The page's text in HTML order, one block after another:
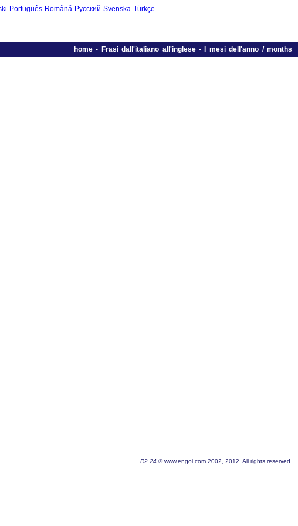
Português Română Русский Svenska Türkçe
home- Frasi dall'italiano all'inglese- I mesi dell'anno / months
R2.24 © www.engoi.com 2002, 2012. All rights reserved.